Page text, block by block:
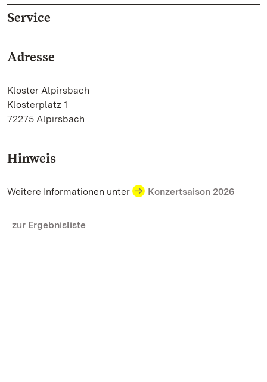
Service
Adresse
Kloster Alpirsbach
Klosterplatz 1
72275 Alpirsbach
Hinweis
Weitere Informationen unter Konzertsaison 2026
zur Ergebnisliste